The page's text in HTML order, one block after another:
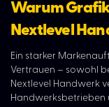
Warum
Nextlevel
Ein starker
Vertrauen – sowohl
Nextlevel Handwerk
Handwerksbetrieben